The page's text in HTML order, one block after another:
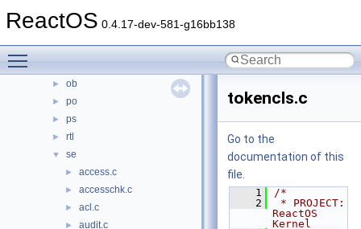
ReactOS 0.4.17-dev-581-g16bb138
kdbg
► ke
► lpc
► ob
► po
► ps
► rtl
▼ se
► access.c
► accesschk.c
► acl.c
► audit.c
tokencls.c
Go to the
documentation of this
file.
    1
/*
    2
* PROJECT:
ReactOS
Kernel